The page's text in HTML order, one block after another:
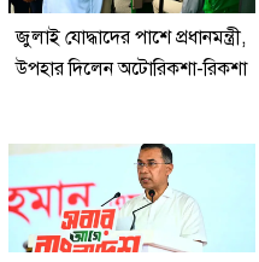
জুলাই যোদ্ধাদের পাশে প্রধানমন্ত্রী,
উপহার দিলেন অটোরিকশা-রিকশা